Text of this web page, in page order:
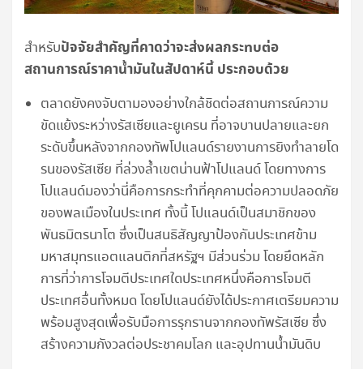
สำหรับปัจจัยสำคัญที่คาดว่าจะส่งผลกระทบต่อ
สถานการณ์ราคาน้ำมันในสัปดาห์นี้ ประกอบด้วย
ตลาดยังคงจับตามองอย่างใกล้ชิดต่อสถานการณ์ความ
ขัดแย้งระหว่างรัสเซียและยูเครน ที่อาจบานปลายและยก
ระดับขึ้นหลังจากกองทัพโปแลนด์รายงานการยิงทำลายโด
รนของรัสเซีย ที่ล่วงล้ำเขตน่านฟ้าโปแลนด์ โดยทางการ
โปแลนด์มองว่านี่คือการกระทำที่คุกคามต่อความปลอดภัย
ของพลเมืองในประเทศ ทั้งนี้ โปแลนด์เป็นสมาชิกของ
พันธมิตรนาโต ซึ่งเป็นสนธิสัญญาป้องกันประเทศข้าม
มหาสมุทรแอตแลนติกที่สหรัฐฯ มีส่วนร่วม โดยยึดหลัก
การที่ว่าการโจมตีประเทศใดประเทศหนึ่งคือการโจมตี
ประเทศอื่นทั้งหมด โดยโปแลนด์ยังได้ประกาศเตรียมความ
พร้อมสูงสุดเพื่อรับมือการรุกรานจากกองทัพรัสเซีย ซึ่ง
สร้างความกังวลต่อประชาคมโลก และอุปทานน้ำมันดิบ